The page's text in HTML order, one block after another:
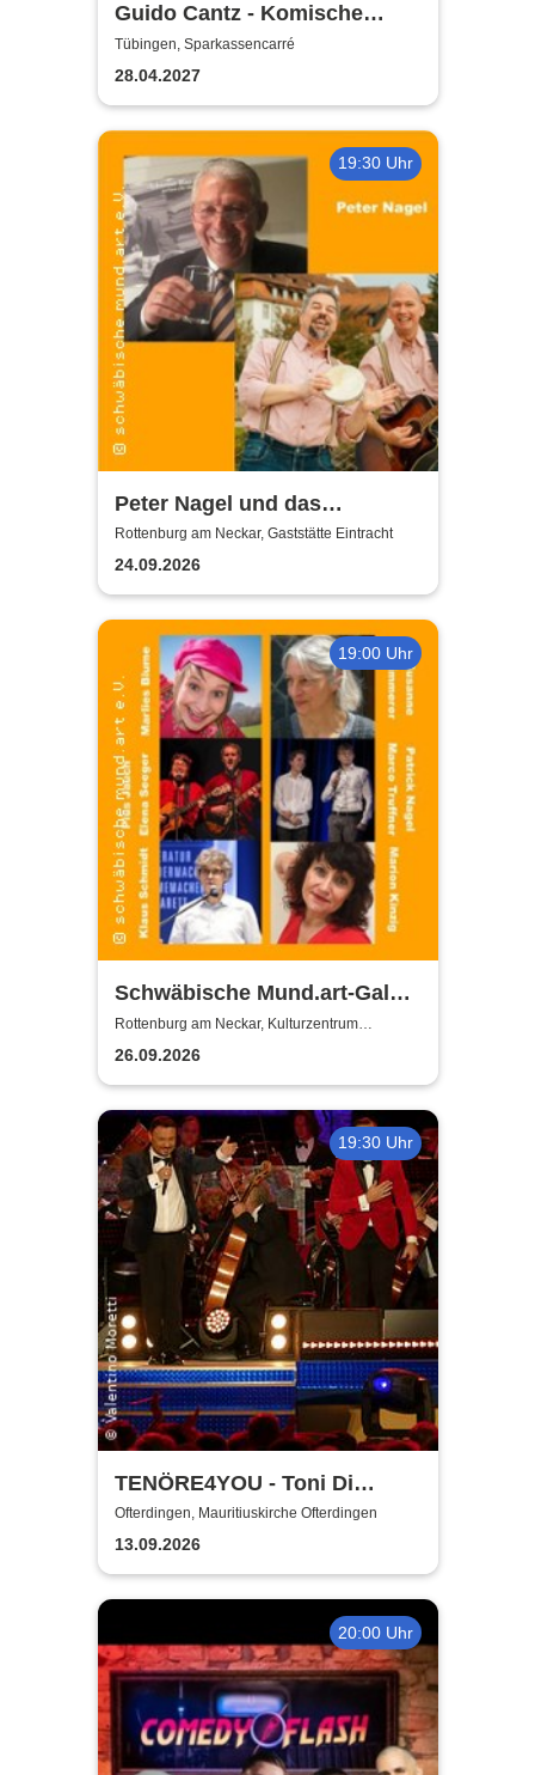
Guido Cantz - Komische
Zeiten | Das neue Programm
Tübingen, Sparkassencarré
28.04.2027
19:30 Uhr
Peter Nagel und das
MundArt-Brettle | Gaststätte
Eintracht
Rottenburg am Neckar, Gaststätte Eintracht
24.09.2026
19:00 Uhr
Schwäbische Mund.art-Gala -
Blaupreisträger*innen von
2002 bis 2025
Rottenburg am Neckar, Kulturzentrum
Zehntscheuer
26.09.2026
19:30 Uhr
TENÖRE4YOU - Toni Di
Napoli & Pietro Pato
Ofterdingen, Mauritiuskirche Ofterdingen
13.09.2026
20:00 Uhr